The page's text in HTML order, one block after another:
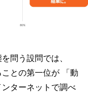
問う設問では、
ことの第一位が 「動
ターネットで調べ